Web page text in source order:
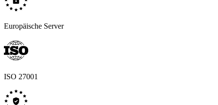
Europäische Server
ISO 27001